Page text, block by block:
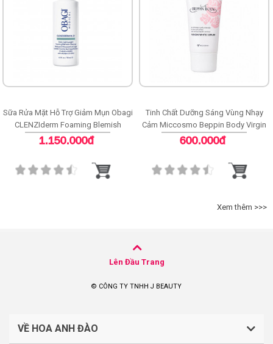
Sữa Rửa Mặt Hỗ Trợ Giảm Mụn Obagi
CLENZIderm Foaming Blemish
Cleanser
1.150.000đ
Tinh Chất Dưỡng Sáng Vùng Nhạy
Cảm Miccosmo Beppin Body Virgin
White Serum
600.000đ
Xem thêm >>>
Lên Đầu Trang
© CÔNG TY TNHH J BEAUTY
VỀ HOA ANH ĐÀO